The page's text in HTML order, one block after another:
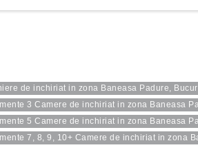
de inchiriat in zona Baneasa Padure,
3 Camere de inchiriat in zona Baneasa
5 Camere de inchiriat in zona Baneasa
7, 8, 9, 10+ Camere de inchiriat in zona